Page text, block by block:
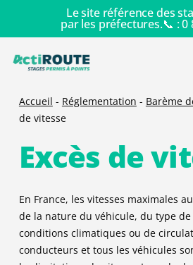
main
content
Le site référence des
par les préfectures.📞 :0
Accueil - Réglementation - Barème
de vitesse
Excès de
En France, les vitesses maximales
de la nature du véhicule, du type
conditions climatiques ou de
conducteurs et tous les véhicules